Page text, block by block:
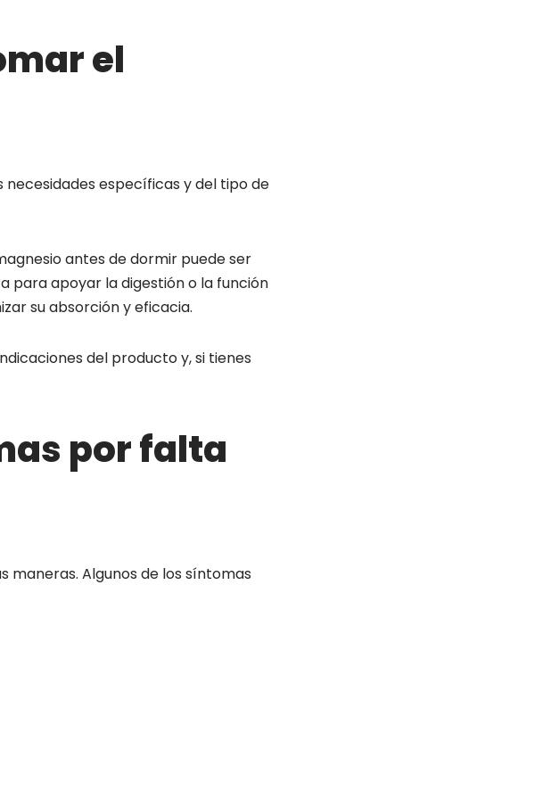
el
específicas y del tipo de
antes de dormir puede ser
para apoyar la digestión o la función
su absorción y eficacia.
del producto y, si tienes
por falta
maneras. Algunos de los síntomas